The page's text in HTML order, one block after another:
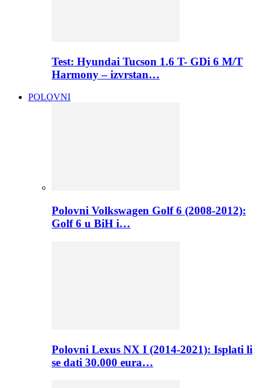
Test: Hyundai Tucson 1.6 T- GDi 6 M/T
Harmony – izvrstan…
POLOVNI
Polovni Volkswagen Golf 6 (2008-2012):
Golf 6 u BiH i…
Polovni Lexus NX I (2014-2021): Isplati li
se dati 30.000 eura…